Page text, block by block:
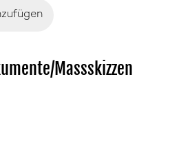
Massskizzen